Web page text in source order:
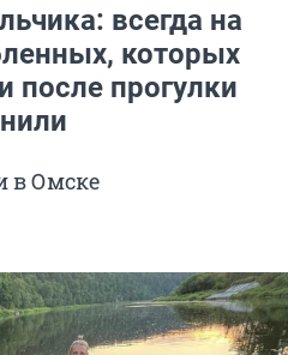
всегда на
которых
прогулки
в Омске